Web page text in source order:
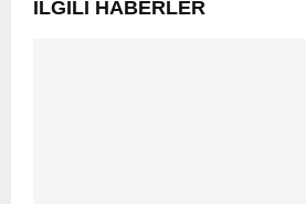
İLGILI HABERLER